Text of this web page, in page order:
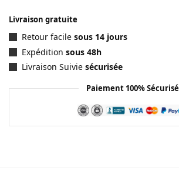
Livraison gratuite
Retour facile sous 14 jours
Expédition sous 48h
Livraison Suivie sécurisée
Paiement 100% Sécurisé